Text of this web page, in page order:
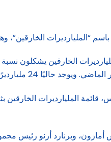
الخارقين”، وهم الأفراد الذين